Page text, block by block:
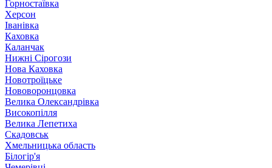
Горностаївка
Херсон
Іванівка
Каховка
Каланчак
Нижні Сірогози
Нова Каховка
Новотроїцьке
Нововоронцовка
Велика Олександрівка
Високопілля
Велика Лепетиха
Скадовськ
Хмельницька область
Білогір'я